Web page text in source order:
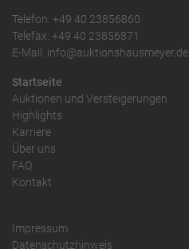
Telefon: +49 40 23856860
Telefax: +49 40 23856871
E-Mail: info@auktionshausmeyer.de
Startseite
Auktionen und Versteigerungen
Highlights
Karriere
Über uns
FAQ
Kontakt
Impressum
Datenschutzhinweis